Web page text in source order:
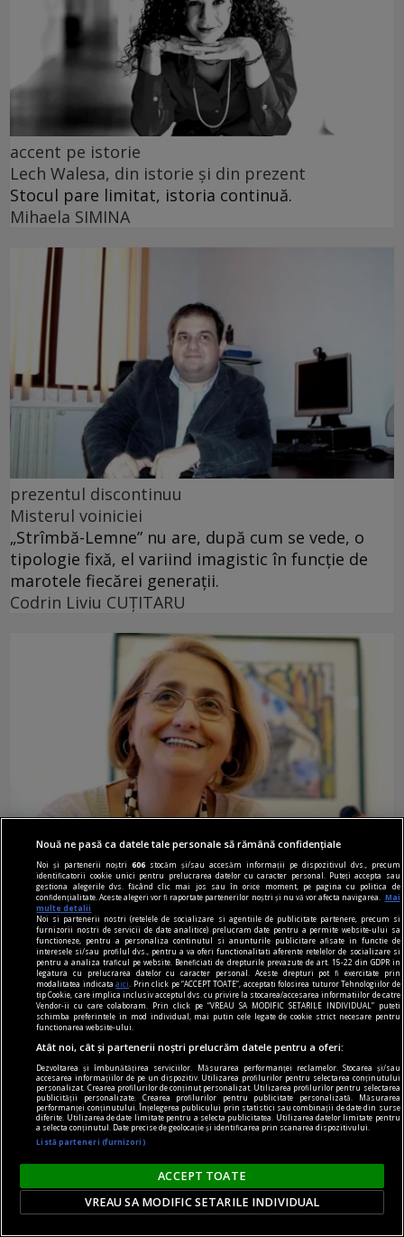
accent pe istorie
Lech Walesa, din istorie și din prezent
Stocul pare limitat, istoria continuă.
Mihaela SIMINA
prezentul discontinuu
Misterul voiniciei
„Strîmbă-Lemne” nu are, după cum se vede, o
tipologie fixă, el variind imagistic în funcţie de
marotele fiecărei generaţii.
Codrin Liviu CUŢITARU
cuvinte nepotrivite
Înscenări
În lipsa exemplelor, utilizatorul obișnuit al
dicționarului nu poate fi sigur de excluderea unei
construcții.
Rodica ZAFIU
Nouă ne pasă ca datele tale personale să rămână confidențiale
Noi și partenerii noștri606 stocăm și/sau accesăm informații pe dispozitivul dvs., precum
identificatorii cookie unici pentru prelucrarea datelor cu caracter personal. Puteți accepta sau
gestiona alegerile dvs. făcând clic mai jos sau în orice moment, pe pagina cu politica de
confidențialitate. Aceste alegeri vor fi raportate partenerilor noștri și nu vă vor afecta navigarea.
Mai
multe detalii
Noi si partenerii nostri (retelele de socializare si agentiile de publicitate partenere, precum si
furnizorii nostri de servicii de date analitice) prelucram date pentru a permite website-ului sa
functioneze, pentru a personaliza continutul si anunturile publicitare afisate in functie de
interesele si/sau profilul dvs., pentru a va oferi functionalitati aferente retelelor de socializare si
pentru a analiza traficul pe website. Beneficiati de drepturile prevazute de art. 15-22 din GDPR in
legatura cu prelucrarea datelor cu caracter personal. Aceste drepturi pot fi exercitate prin
modalitatea indicataaici
. Prin click pe “ACCEPT TOATE”, acceptati folosirea tuturor Tehnologiilor de
tip Cookie, care implica inclusiv acceptul dvs. cu privire la stocarea/accesarea informatiilor de catre
Vendor-ii cu care colaboram. Prin click pe “VREAU SA MODIFIC SETARILE INDIVIDUAL” puteti
schimba preferintele in mod individual, mai putin cele legate de cookie strict necesare pentru
functionarea website-ului.
Atât noi, cât și partenerii noștri prelucrăm datele pentru a oferi:
Dezvoltarea și îmbunătățirea serviciilor. Măsurarea performanței reclamelor. Stocarea și/sau
accesarea informațiilor de pe un dispozitiv. Utilizarea profilurilor pentru selectarea conținutului
personalizat. Crearea profilurilor de conținut personalizat. Utilizarea profilurilor pentru selectarea
publicității personalizate. Crearea profilurilor pentru publicitate personalizată. Măsurarea
performanței conținutului. Înțelegerea publicului prin statistici sau combinații de date din surse
diferite. Utilizarea de date limitate pentru a selecta publicitatea. Utilizarea datelor limitate pentru
a selecta conținutul. Date precise de geolocație și identificarea prin scanarea dispozitivului.
Listă parteneri (furnizori)
ACCEPT TOATE
VREAU SA MODIFIC SETARILE INDIVIDUAL